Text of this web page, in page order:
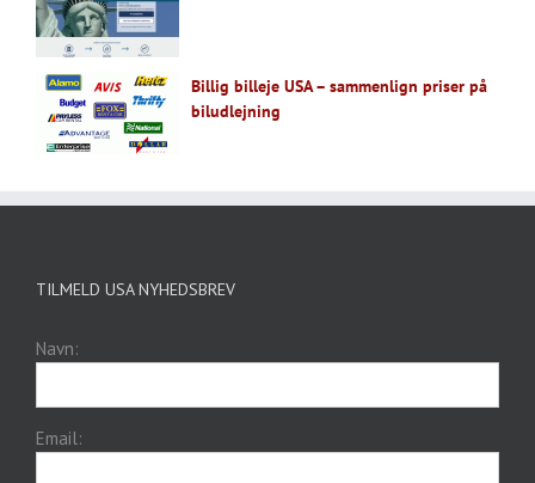
Billig billeje USA – sammenlign priser på
biludlejning
TILMELD USA NYHEDSBREV
Navn:
Email: